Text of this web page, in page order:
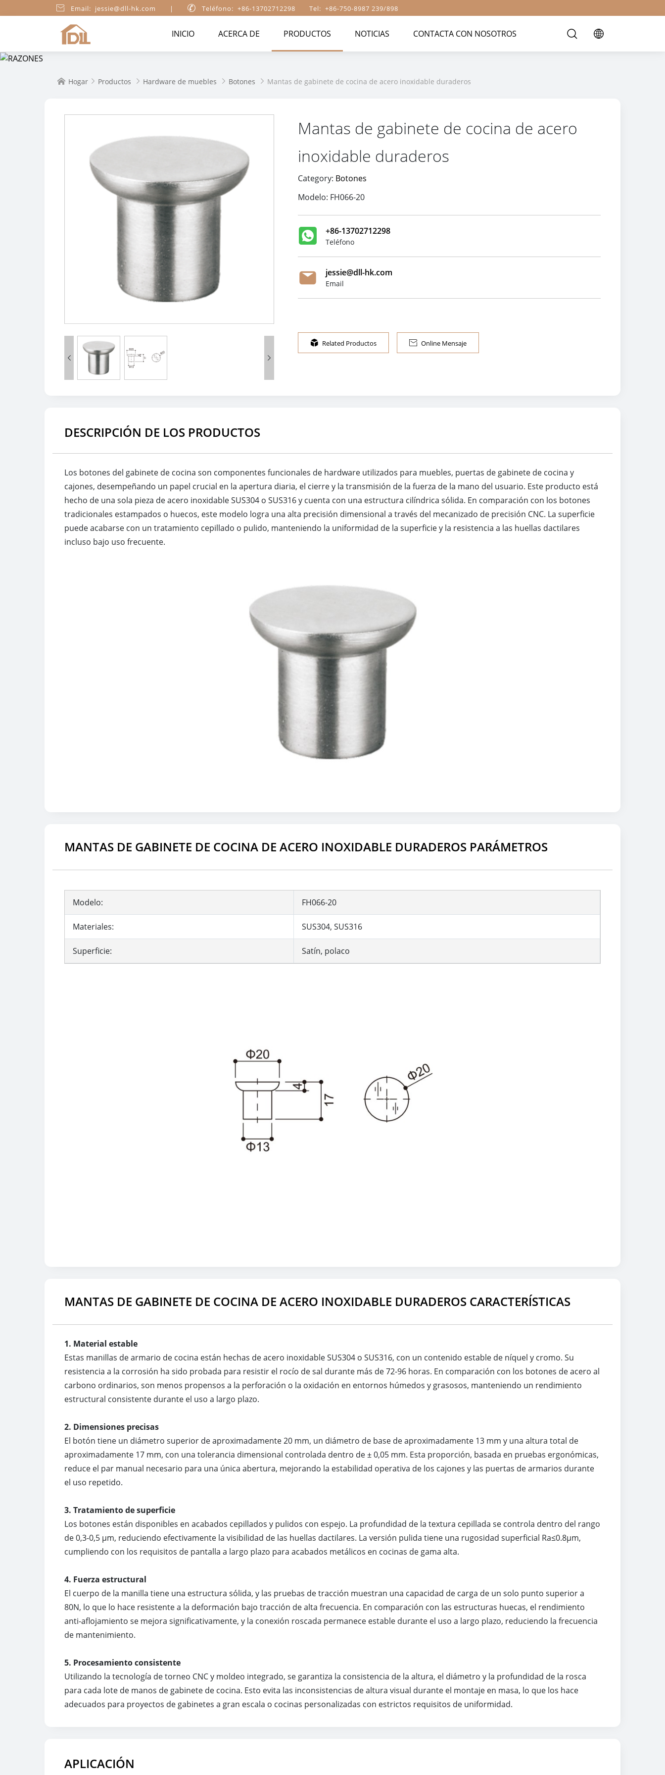
 Email: jessie@dll-hk.com |  Teléfono: +86-13702712298 Tel: +86-750-8987 239/898
INICIO ACERCA DE PRODUCTOS NOTICIAS CONTACTA CON NOSOTROS
 Hogar  Productos  Hardware de muebles  Botones  Mantas de gabinete de cocina de acero inoxidable duraderos
 
Mantas de gabinete de cocina de acero
inoxidable duraderos
Category: Botones
Modelo: FH066-20
+86-13702712298
Teléfono
jessie@dll-hk.com
Email
 Related Productos  Online Mensaje
DESCRIPCIÓN DE LOS PRODUCTOS
Los botones del gabinete de cocina son componentes funcionales de hardware utilizados para muebles, puertas de gabinete de cocina y
cajones, desempeñando un papel crucial en la apertura diaria, el cierre y la transmisión de la fuerza de la mano del usuario. Este producto está
hecho de una sola pieza de acero inoxidable SUS304 o SUS316 y cuenta con una estructura cilíndrica sólida. En comparación con los botones
tradicionales estampados o huecos, este modelo logra una alta precisión dimensional a través del mecanizado de precisión CNC. La superficie
puede acabarse con un tratamiento cepillado o pulido, manteniendo la uniformidad de la superficie y la resistencia a las huellas dactilares
incluso bajo uso frecuente.
MANTAS DE GABINETE DE COCINA DE ACERO INOXIDABLE DURADEROS PARÁMETROS
Modelo: FH066-20
Materiales: SUS304, SUS316
Superficie: Satín, polaco
MANTAS DE GABINETE DE COCINA DE ACERO INOXIDABLE DURADEROS CARACTERÍSTICAS
1. Material estable
Estas manillas de armario de cocina están hechas de acero inoxidable SUS304 o SUS316, con un contenido estable de níquel y cromo. Su
resistencia a la corrosión ha sido probada para resistir el rocío de sal durante más de 72-96 horas. En comparación con los botones de acero al
carbono ordinarios, son menos propensos a la perforación o la oxidación en entornos húmedos y grasosos, manteniendo un rendimiento
estructural consistente durante el uso a largo plazo.
2. Dimensiones precisas
El botón tiene un diámetro superior de aproximadamente 20 mm, un diámetro de base de aproximadamente 13 mm y una altura total de
aproximadamente 17 mm, con una tolerancia dimensional controlada dentro de ± 0,05 mm. Esta proporción, basada en pruebas ergonómicas,
reduce el par manual necesario para una única abertura, mejorando la estabilidad operativa de los cajones y las puertas de armarios durante
el uso repetido.
3. Tratamiento de superficie
Los botones están disponibles en acabados cepillados y pulidos con espejo. La profundidad de la textura cepillada se controla dentro del rango
de 0,3-0,5 μm, reduciendo efectivamente la visibilidad de las huellas dactilares. La versión pulida tiene una rugosidad superficial Ra≤0.8μm,
cumpliendo con los requisitos de pantalla a largo plazo para acabados metálicos en cocinas de gama alta.
4. Fuerza estructural
El cuerpo de la manilla tiene una estructura sólida, y las pruebas de tracción muestran una capacidad de carga de un solo punto superior a
80N, lo que lo hace resistente a la deformación bajo tracción de alta frecuencia. En comparación con las estructuras huecas, el rendimiento
anti-aflojamiento se mejora significativamente, y la conexión roscada permanece estable durante el uso a largo plazo, reduciendo la frecuencia
de mantenimiento.
5. Procesamiento consistente
Utilizando la tecnología de torneo CNC y moldeo integrado, se garantiza la consistencia de la altura, el diámetro y la profundidad de la rosca
para cada lote de manos de gabinete de cocina. Esto evita las inconsistencias de altura visual durante el montaje en masa, lo que los hace
adecuados para proyectos de gabinetes a gran escala o cocinas personalizadas con estrictos requisitos de uniformidad.
APLICACIÓN